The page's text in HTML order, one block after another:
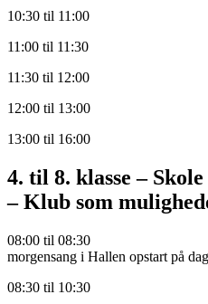
10:30 til
11:00 til
11:30 til
12:00 til
13:00 til 16:00
4. til 8. klasse –
– Klub som
08:00 til 08:30
morgensang i Hallen opstart på
08:30 til